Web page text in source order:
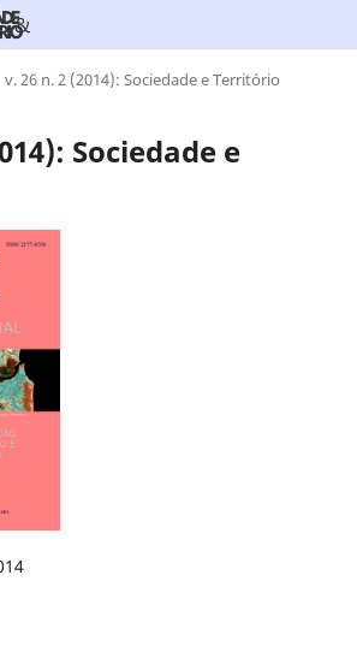
v. 26 n. 2 (2014): Sociedade e Território
Sociedade e